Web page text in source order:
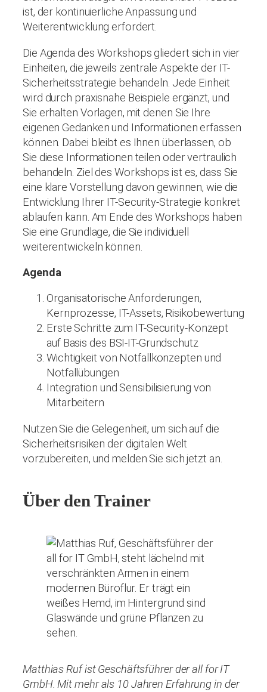
ist, der kontinuierliche Anpassung und
Weiterentwicklung erfordert.
Die Agenda des Workshops gliedert sich in vier
Einheiten, die jeweils zentrale Aspekte der IT-
Sicherheitsstrategie behandeln. Jede Einheit
wird durch praxisnahe Beispiele ergänzt, und
Sie erhalten Vorlagen, mit denen Sie Ihre
eigenen Gedanken und Informationen erfassen
können. Dabei bleibt es Ihnen überlassen, ob
Sie diese Informationen teilen oder vertraulich
behandeln. Ziel des Workshops ist es, dass Sie
eine klare Vorstellung davon gewinnen, wie die
Entwicklung Ihrer IT-Security-Strategie konkret
ablaufen kann. Am Ende des Workshops haben
Sie eine Grundlage, die Sie individuell
weiterentwickeln können.
Agenda
Organisatorische Anforderungen,
Kernprozesse, IT-Assets, Risikobewertung
Erste Schritte zum IT-Security-Konzept
auf Basis des BSI-IT-Grundschutz
Wichtigkeit von Notfallkonzepten und
Notfallübungen
Integration und Sensibilisierung von
Mitarbeitern
Nutzen Sie die Gelegenheit, um sich auf die
Sicherheitsrisiken der digitalen Welt
vorzubereiten, und melden Sie sich jetzt an.
Über den Trainer
Matthias Ruf ist Geschäftsführer der all for IT
GmbH. Mit mehr als 10 Jahren Erfahrung in der